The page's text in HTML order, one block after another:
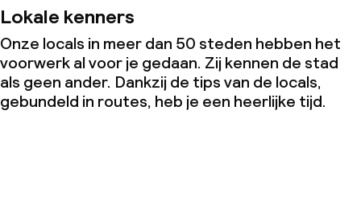
Lokale kenners
Onze locals in meer dan 50 steden hebben het
voorwerk al voor je gedaan. Zij kennen de stad
als geen ander. Dankzij de tips van de locals,
gebundeld in routes, heb je een heerlijke tijd.